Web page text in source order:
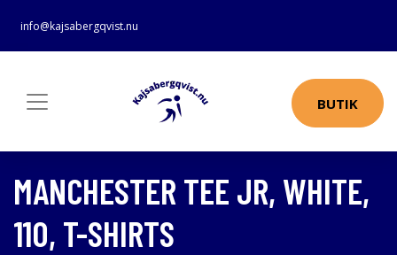
info@kajsabergqvist.nu
BUTIK
MANCHESTER TEE JR, WHITE,
110, T-SHIRTS